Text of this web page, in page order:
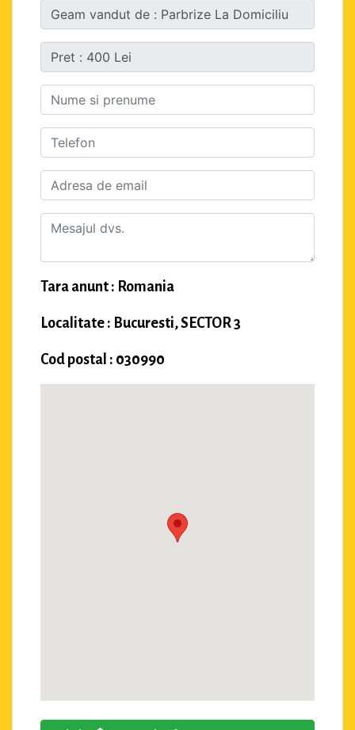
Tara anunt : Romania
Localitate : Bucuresti, SECTOR 3
Cod postal : 030990